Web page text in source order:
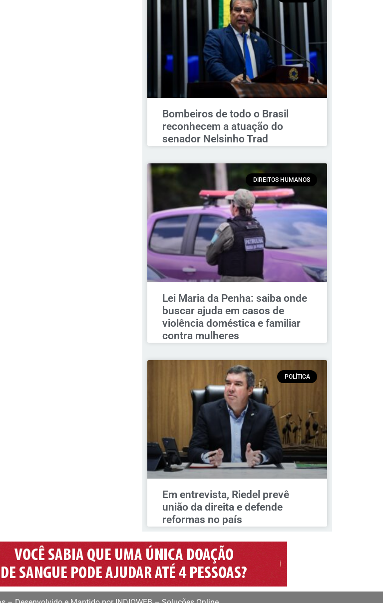
Bombeiros de todo o Brasil
reconhecem a atuação do
senador Nelsinho Trad
DIREITOS HUMANOS
Lei Maria da Penha: saiba onde
buscar ajuda em casos de
violência doméstica e familiar
contra mulheres
POLÍTICA
Em entrevista, Riedel prevê
união da direita e defende
reformas no país